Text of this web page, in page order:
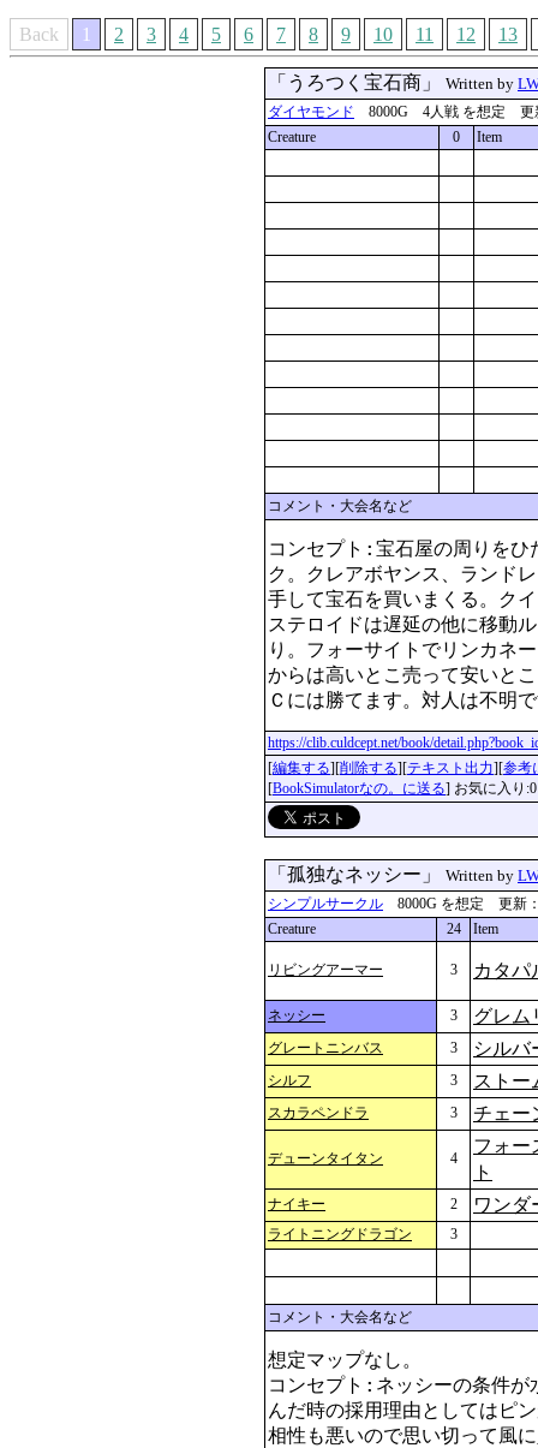
Back 1 2 3 4 5 6 7 8 9 10 11 12 13
「うろつく宝石商」 Written by
ダイヤモンド 8000G 4人戦 を想定 更新
Creature
0 Item
コメント・大会名など
コンセプト:宝石屋の周りをひ
ク。クレアボヤンス、ランド
手して宝石を買いまくる。ク
ステロイドは遅延の他に移動
り。フォーサイトでリンカネ
からは高いとこ売って安いと
Ｃには勝てます。対人は不明
https://clib.culdcept.net/book/
[編集する][削除する][テキスト出力][参考
[BookSimulatorなの。に送る] お気に入り:0
「孤独なネッシー」 Written by
シンプルサークル 8000G を想定 更新：
Creature
24 Item
リビングアーマー 3 カタパ
ネッシー 3 グレム
グレートニンバス 3 シルバ
シルフ 3 ストー
スカラペンドラ 3 チェー
デューンタイタン 4
フォー
ト
ナイキー 2 ワンダ
ライトニングドラゴン 3
コメント・大会名など
想定マップなし。
コンセプト:ネッシーの条件が
んだ時の採用理由としてはピ
相性も悪いので思い切って風